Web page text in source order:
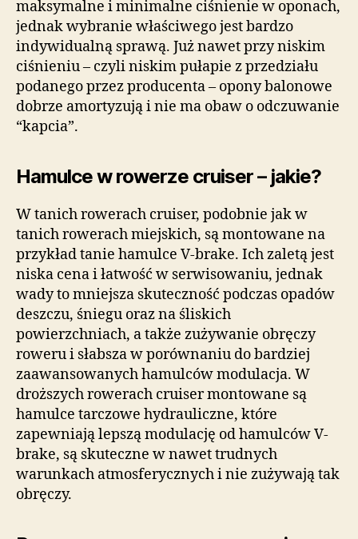
maksymalne i minimalne ciśnienie w oponach,
jednak wybranie właściwego jest bardzo
indywidualną sprawą. Już nawet przy niskim
ciśnieniu – czyli niskim pułapie z przedziału
podanego przez producenta – opony balonowe
dobrze amortyzują i nie ma obaw o odczuwanie
“kapcia”.
Hamulce w rowerze cruiser – jakie?
W tanich rowerach cruiser, podobnie jak w
tanich rowerach miejskich, są montowane na
przykład tanie hamulce V-brake. Ich zaletą jest
niska cena i łatwość w serwisowaniu, jednak
wady to mniejsza skuteczność podczas opadów
deszczu, śniegu oraz na śliskich
powierzchniach, a także zużywanie obręczy
roweru i słabsza w porównaniu do bardziej
zaawansowanych hamulców modulacja. W
droższych rowerach cruiser montowane są
hamulce tarczowe hydrauliczne, które
zapewniają lepszą modulację od hamulców V-
brake, są skuteczne w nawet trudnych
warunkach atmosferycznych i nie zużywają tak
obręczy.